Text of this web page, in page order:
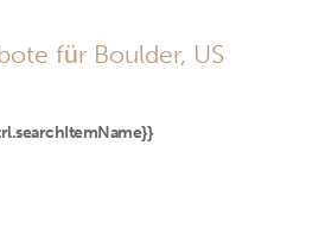
für Boulder, US